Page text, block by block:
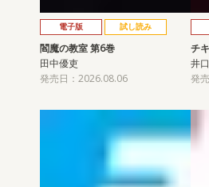
電子版 試し読み
閻魔の教室 第6巻
田中優吏
発売日：2026.08.06
チ
井
発